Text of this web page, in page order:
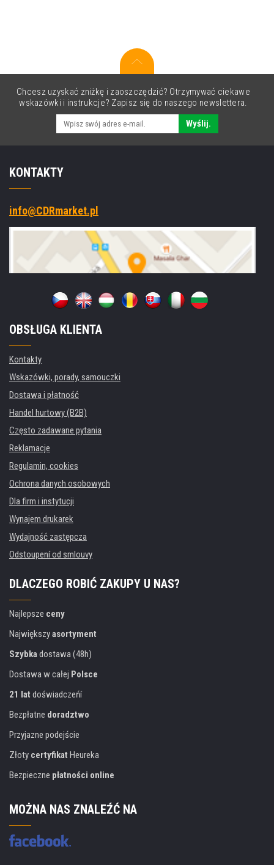
Chcesz uzyskać zniżkę i zaoszczędzić? Otrzymywać ciekawe
wskazówki i instrukcje? Zapisz się do naszego newslettera.
Wyślij.
KONTAKTY
info@CDRmarket.pl
OBSŁUGA KLIENTA
Kontakty
Wskazówki, porady, samouczki
Dostawa i płatność
Handel hurtowy (B2B)
Często zadawane pytania
Reklamacje
Regulamin, cookies
Ochrona danych osobowych
Dla firm i instytucji
Wynajem drukarek
Wydajność zastępcza
Odstoupení od smlouvy
DLACZEGO ROBIĆ ZAKUPY U NAS?
Najlepsze ceny
Największyasortyment
Szybkadostawa (48h)
Dostawa w całej Polsce
21 lat doświadczeńí
Bezpłatne doradztwo
Przyjazne podejście
Złoty certyfikat Heureka
Bezpieczne płatności online
MOŻNA NAS ZNALEŹĆ NA